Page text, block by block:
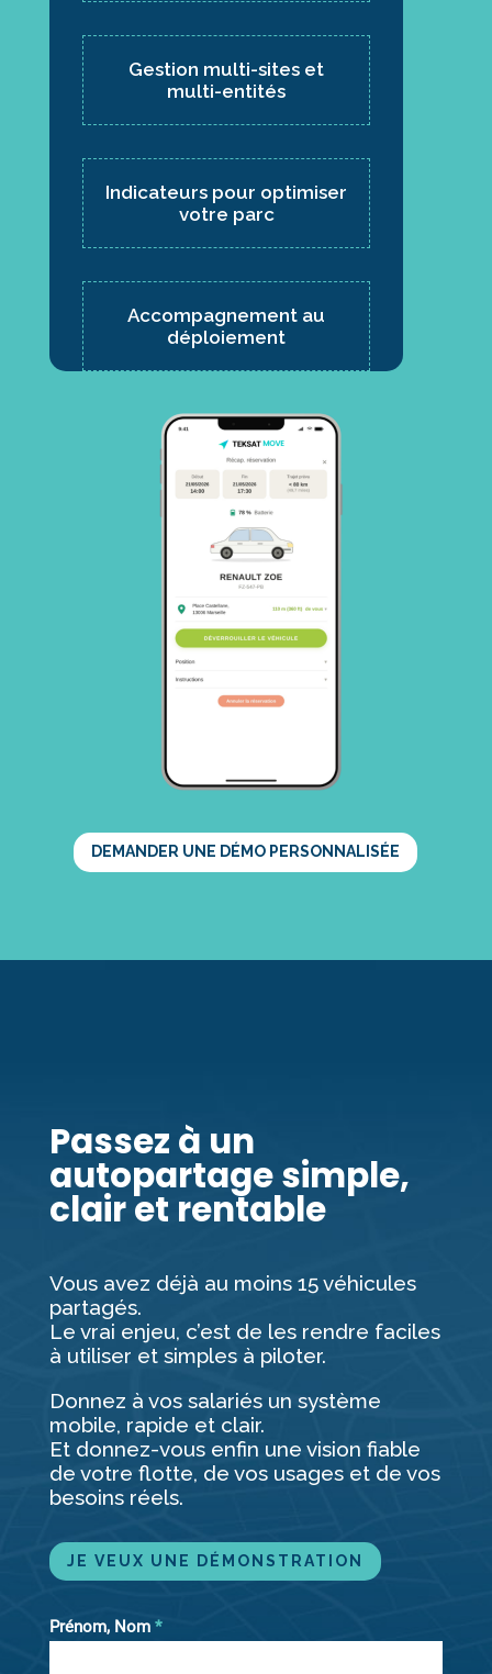
Gestion multi-sites et
multi-entités
Indicateurs pour optimiser
votre parc
Accompagnement au
déploiement
DEMANDER UNE DÉMO PERSONNALISÉE
Passez à un
autopartage simple,
clair et rentable
Vous avez déjà au moins 15 véhicules
partagés.
Le vrai enjeu, c’est de les rendre faciles
à utiliser et simples à piloter.
Donnez à vos salariés un système
mobile, rapide et clair.
Et donnez-vous enfin une vision fiable
de votre flotte, de vos usages et de vos
besoins réels.
JE VEUX UNE DÉMONS­TRATION
Prénom, Nom *